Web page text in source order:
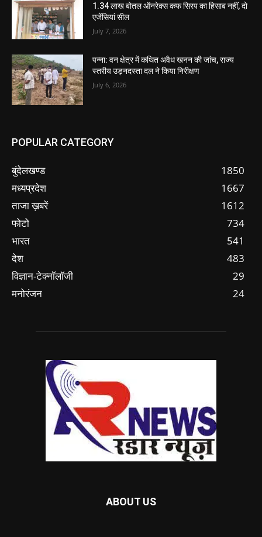
1.34 लाख बोतल ऑनरेक्स कफ सिरप का हिसाब नहीं, दो
एजेंसियां सील
July 7, 2026
पन्ना: वन क्षेत्र में कथित अवैध खनन की जांच, राज्य
स्तरीय उड़नदस्ता दल ने किया निरीक्षण
July 6, 2026
POPULAR CATEGORY
बुंदेलखण्ड
1850
मध्यप्रदेश
1667
ताजा ख़बरें
1612
फोटो
734
भारत
541
देश
483
विज्ञान-टेक्नॉलॉजी
29
मनोरंजन
24
ABOUT US